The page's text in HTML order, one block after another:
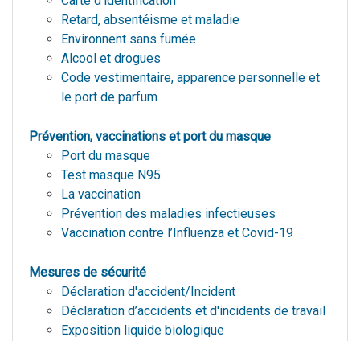
Retard, absentéisme et maladie
Environnent sans fumée
Alcool et drogues
Code vestimentaire, apparence personnelle et
le port de parfum
Prévention, vaccinations et port du masque
Port du masque
Test masque N95
La vaccination
Prévention des maladies infectieuses
Vaccination contre l’Influenza et Covid-19
Mesures de sécurité
Déclaration d'accident/Incident
Déclaration d’accidents et d'incidents de travail
Exposition liquide biologique